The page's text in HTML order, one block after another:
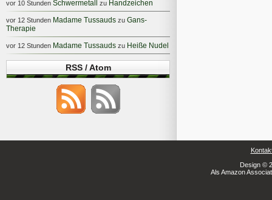
vor 10 Stunden Schwermetall zu Handzeichen
vor 12 Stunden Madame Tussauds zu Gans-
Therapie
vor 12 Stunden Madame Tussauds zu Heiße Nudel
RSS / Atom
Design ©
Als Amazon